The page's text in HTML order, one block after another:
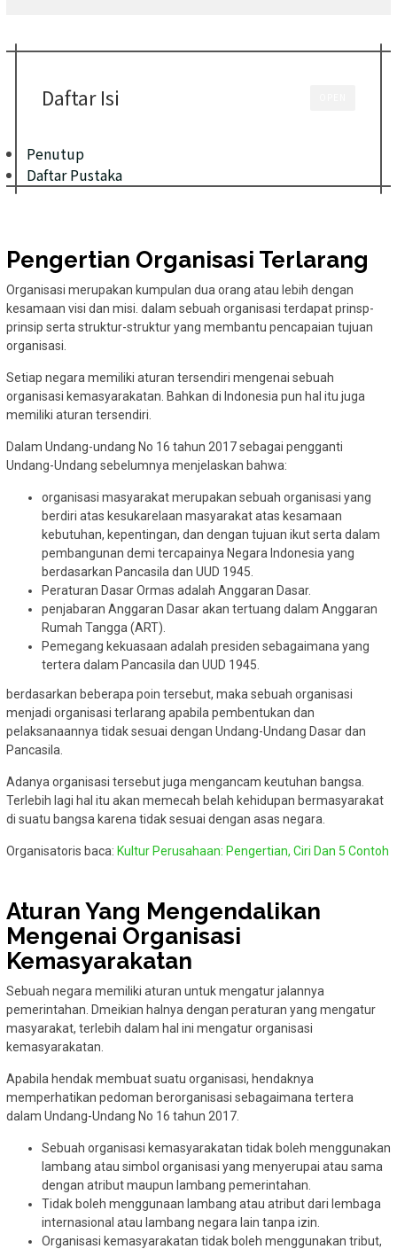
Daftar Isi
Penutup
Daftar Pustaka
Pengertian Organisasi Terlarang
Organisasi merupakan kumpulan dua orang atau lebih dengan
kesamaan visi dan misi. dalam sebuah organisasi terdapat prinsp-
prinsip serta struktur-struktur yang membantu pencapaian tujuan
organisasi.
Setiap negara memiliki aturan tersendiri mengenai sebuah
organisasi kemasyarakatan. Bahkan di Indonesia pun hal itu juga
memiliki aturan tersendiri.
Dalam Undang-undang No 16 tahun 2017 sebagai pengganti
Undang-Undang sebelumnya menjelaskan bahwa:
organisasi masyarakat merupakan sebuah organisasi yang
berdiri atas kesukarelaan masyarakat atas kesamaan
kebutuhan, kepentingan, dan dengan tujuan ikut serta dalam
pembangunan demi tercapainya Negara Indonesia yang
berdasarkan Pancasila dan UUD 1945.
Peraturan Dasar Ormas adalah Anggaran Dasar.
penjabaran Anggaran Dasar akan tertuang dalam Anggaran
Rumah Tangga (ART).
Pemegang kekuasaan adalah presiden sebagaimana yang
tertera dalam Pancasila dan UUD 1945.
berdasarkan beberapa poin tersebut, maka sebuah organisasi
menjadi organisasi terlarang apabila pembentukan dan
pelaksanaannya tidak sesuai dengan Undang-Undang Dasar dan
Pancasila.
Adanya organisasi tersebut juga mengancam keutuhan bangsa.
Terlebih lagi hal itu akan memecah belah kehidupan bermasyarakat
di suatu bangsa karena tidak sesuai dengan asas negara.
Organisatoris baca: Kultur Perusahaan: Pengertian, Ciri Dan 5 Contoh
Aturan Yang Mengendalikan
Mengenai Organisasi
Kemasyarakatan
Sebuah negara memiliki aturan untuk mengatur jalannya
pemerintahan. Dmeikian halnya dengan peraturan yang mengatur
masyarakat, terlebih dalam hal ini mengatur organisasi
kemasyarakatan.
Apabila hendak membuat suatu organisasi, hendaknya
memperhatikan pedoman berorganisasi sebagaimana tertera
dalam Undang-Undang No 16 tahun 2017.
Sebuah organisasi kemasyarakatan tidak boleh menggunakan
lambang atau simbol organisasi yang menyerupai atau sama
dengan atribut maupun lambang pemerintahan.
Tidak boleh menggunaan lambang atau atribut dari lembaga
internasional atau lambang negara lain tanpa izin.
Organisasi kemasyarakatan tidak boleh menggunakan tribut,